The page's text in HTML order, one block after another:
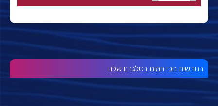
החדשות הכי חמות בטלגרם שלנו